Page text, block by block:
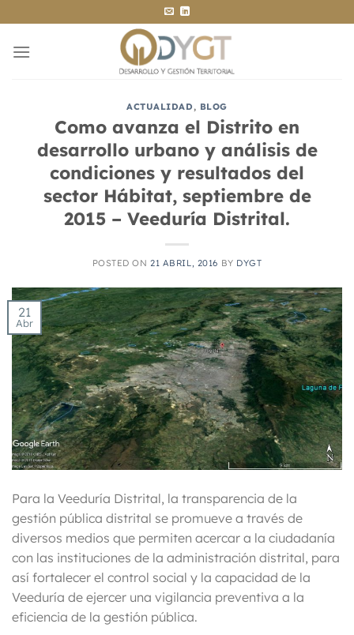
al
contenido
ACTUALIDAD, BLOG
Como avanza el Distrito en
desarrollo urbano y análisis de
condiciones y resultados del
sector Hábitat, septiembre de
2015 – Veeduría Distrital.
POSTED ON21 ABRIL, 2016 BY DYGT
21
Abr
Para la Veeduría Distrital, la transparencia de la
gestión pública distrital se promueve a través de
diversos medios que permiten acercar a la ciudadanía
con las instituciones de la administración distrital, para
así fortalecer el control social y la capacidad de la
Veeduría de ejercer una vigilancia preventiva a la
eficiencia de la gestión pública.